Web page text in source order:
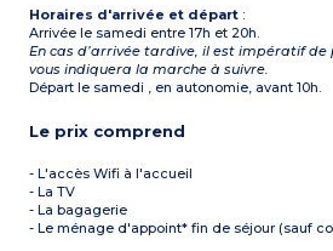
Horaires d'arrivée et départ :
Arrivée le samedi entre 17h et 20h.
En cas d’arrivée tardive, il est impératif
vous indiquera la marche à suivre.
Départ le samedi , en autonomie, avant 10h.
Le prix comprend
- L'accès Wifi à l'accueil
- La TV
- La bagagerie
- Le ménage d'appoint* fin de séjour (sauf